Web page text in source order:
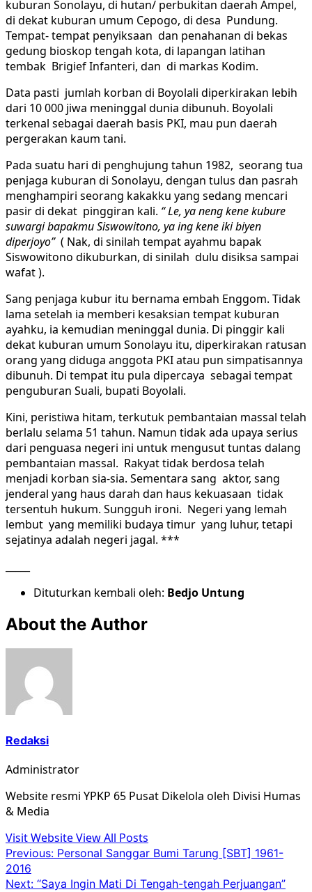
kuburan Sonolayu, di hutan/ perbukitan daerah Ampel,
di dekat kuburan umum Cepogo, di desa Pundung.
Tempat- tempat penyiksaan dan penahanan di bekas
gedung bioskop tengah kota, di lapangan latihan
tembak Brigief Infanteri, dan di markas Kodim.
Data pasti jumlah korban di Boyolali diperkirakan lebih
dari 10 000 jiwa meninggal dunia dibunuh. Boyolali
terkenal sebagai daerah basis PKI, mau pun daerah
pergerakan kaum tani.
Pada suatu hari di penghujung tahun 1982, seorang tua
penjaga kuburan di Sonolayu, dengan tulus dan pasrah
menghampiri seorang kakakku yang sedang mencari
pasir di dekat pinggiran kali. “ Le, ya neng kene kubure
suwargi bapakmu Siswowitono, ya ing kene iki biyen
diperjoyo” ( Nak, di sinilah tempat ayahmu bapak
Siswowitono dikuburkan, di sinilah dulu disiksa sampai
wafat ).
Sang penjaga kubur itu bernama embah Enggom. Tidak
lama setelah ia memberi kesaksian tempat kuburan
ayahku, ia kemudian meninggal dunia. Di pinggir kali
dekat kuburan umum Sonolayu itu, diperkirakan ratusan
orang yang diduga anggota PKI atau pun simpatisannya
dibunuh. Di tempat itu pula dipercaya sebagai tempat
penguburan Suali, bupati Boyolali.
Kini, peristiwa hitam, terkutuk pembantaian massal telah
berlalu selama 51 tahun. Namun tidak ada upaya serius
dari penguasa negeri ini untuk mengusut tuntas dalang
pembantaian massal. Rakyat tidak berdosa telah
menjadi korban sia-sia. Sementara sang aktor, sang
jenderal yang haus darah dan haus kekuasaan tidak
tersentuh hukum. Sungguh ironi. Negeri yang lemah
lembut yang memiliki budaya timur yang luhur, tetapi
sejatinya adalah negeri jagal. ***
Dituturkan kembali oleh: Bedjo Untung
About the Author
Redaksi
Administrator
Website resmi YPKP 65 Pusat Dikelola oleh Divisi Humas
& Media
Visit WebsiteView All Posts
Post
navigation
Previous: Personal Sanggar Bumi Tarung [SBT] 1961-
2016
Next: “Saya Ingin Mati Di Tengah-tengah Perjuangan”